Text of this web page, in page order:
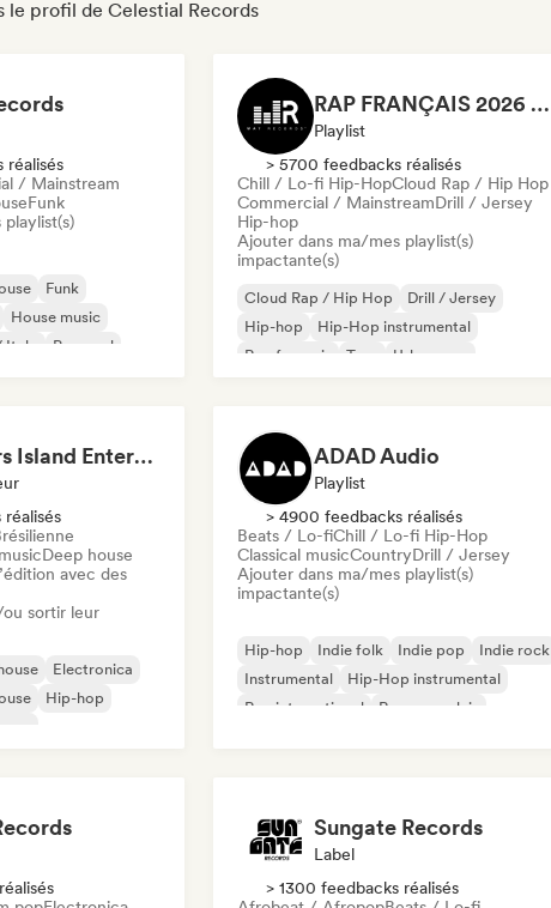
le profil de Celestial Records
réalisés
/ Mainstream
Funk
Funk
House music
Pop soul
RAP FRANÇAIS 2026 🔥🇫🇷 (Way Records)
Playlist
> 5700 feedbacks réalisés
Chill / Lo-fi Hip-HopCloud Rap / Hip Hop
Commercial / MainstreamDrill / Jersey
Hip-hop
Ajouter dans ma/mes playlist(s)
impactante(s)
Cloud Rap / Hip Hop
Drill / Jersey
Hip-hop
Hip-Hop instrumental
Rap francais
Trap
Urban pop
Dreamers Island Entertainment
Deep house
avec des
sortir leur
Electronica
Hip-hop
ADAD Audio
Playlist
> 4900 feedbacks réalisés
Beats / Lo-fiChill / Lo-fi Hip-Hop
Classical musicCountryDrill / Jersey
Ajouter dans ma/mes playlist(s)
impactante(s)
Hip-hop Indie folk Indie pop
Indie rock
Instrumental
Hip-Hop instrumental
Rap international
Rap en anglais
Sungate Records
Label
> 1300 feedbacks réalisés